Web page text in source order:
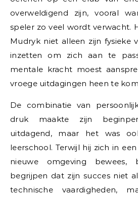
overweldigend zijn, vooral
speler zo veel wordt verwacht.
Mudryk niet alleen zijn fysieke
inzetten om zich aan te
mentale kracht moest
vroege uitdagingen heen te
De combinatie van
druk maakte zijn
uitdagend, maar het was
leerschool. Terwijl hij zich in
nieuwe omgeving
begrijpen dat zijn succes niet
technische vaardigheden,